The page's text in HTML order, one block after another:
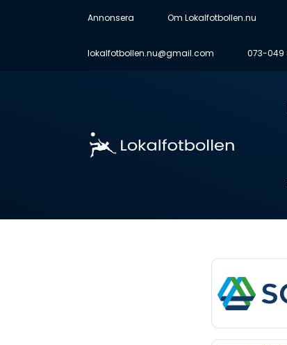
Annonsera Om Lokalfotbollen.nu
lokalfotbollen.nu@gmail.com 073-049